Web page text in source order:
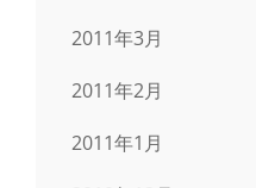
2011年3月
2011年2月
2011年1月